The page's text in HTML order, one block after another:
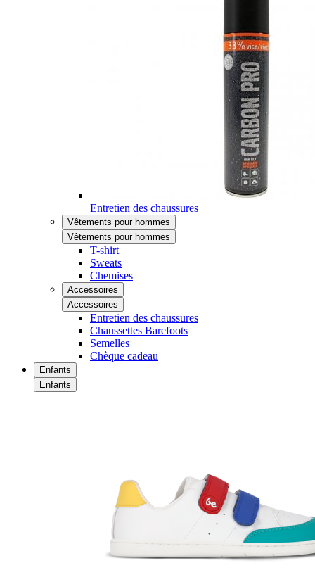
Entretien des chaussures
Vêtements pour hommes
Vêtements pour hommes
T-shirt
Sweats
Chemises
Accessoires
Accessoires
Entretien des chaussures
Chaussettes Barefoots
Semelles
Chèque cadeau
Enfants
Enfants